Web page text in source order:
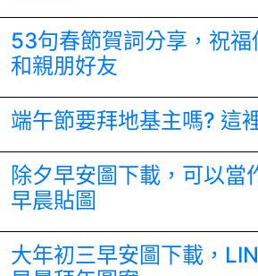
53句春節賀詞分享，祝福
和親朋好友
端午節要拜地基主嗎? 這
除夕早安圖下載，可以當
早晨貼圖
大年初三早安圖下載，